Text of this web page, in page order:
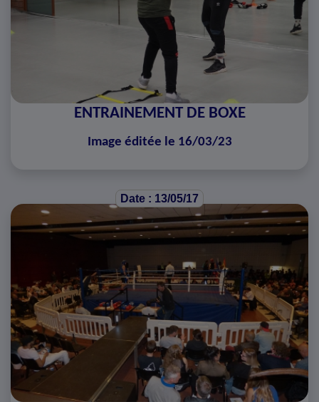
ENTRAINEMENT DE BOXE
Image éditée le 16/03/23
Date : 13/05/17